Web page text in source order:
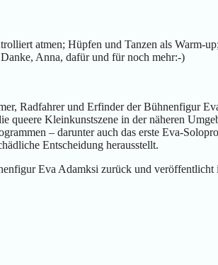
atmen; Hüpfen und Tanzen als Warm-
Anna, dafür und für noch mehr:-)
Radfahrer und Erfinder der Bühnenfigur
Kleinkunstszene in der näheren
– darunter auch das erste Eva-
Entscheidung herausstellt.
Eva Adamksi zurück und